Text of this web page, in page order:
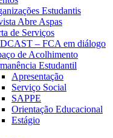
Estudantis
Abre Aspas
de Serviços
– FCA em diálogo
de Acolhimento
Estudantil
Apresentação
Serviço Social
SAPPE
Orientação Educacional
Estágio